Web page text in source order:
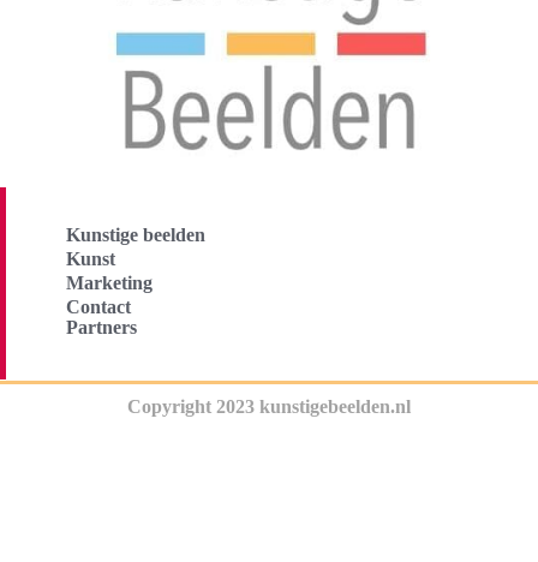
Kunstige beelden
Kunst
Marketing
Contact
Partners
Copyright 2023 kunstigebeelden.nl